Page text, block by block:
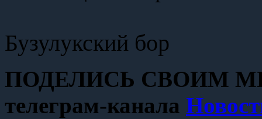
Бузулукский бор
ПОДЕЛИСЬ СВОИМ
телеграм-канала